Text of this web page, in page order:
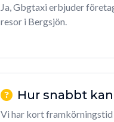
Ja, Gbgtaxi erbjuder
resor i Bergsjön.
Hur snabbt
Vi har kort framkörningstid